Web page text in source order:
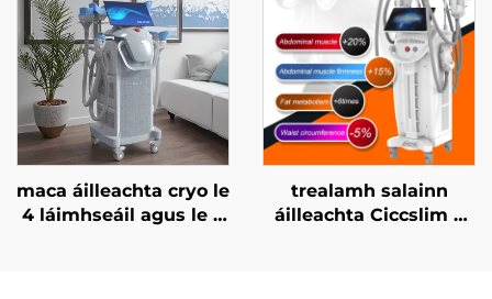
haghaidh aois
théarmaí
maca áilleachta cryo le
4 láimhseáil agus le 8
trealamh salainn
áilleachta Ciccslim 3